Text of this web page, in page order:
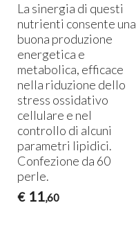
La sinergia di questi
nutrienti consente una
buona produzione
energetica e
metabolica, efficace
nella riduzione dello
stress ossidativo
cellulare e nel
controllo di alcuni
parametri lipidici.
Confezione da 60
perle.
€ 11,60